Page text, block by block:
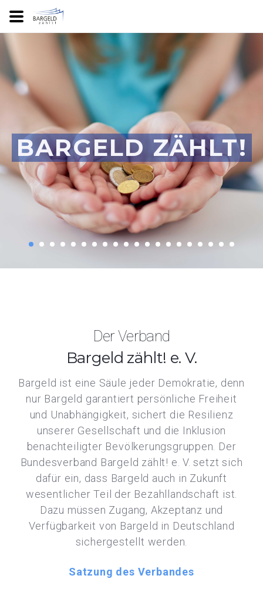
BARGELD ZÄHLT!
Der Verband
Bargeld zählt! e. V.
Bargeld ist eine Säule jeder Demokratie, denn
nur Bargeld garantiert persönliche Freiheit
und Unabhängigkeit, sichert die Resilienz
unserer Gesellschaft und die Inklusion
benachteiligter Bevölkerungsgruppen. Der
Bundesverband Bargeld zählt! e. V. setzt sich
dafür ein, dass Bargeld auch in Zukunft
wesentlicher Teil der Bezahllandschaft ist.
Dazu müssen Zugang, Akzeptanz und
Verfügbarkeit von Bargeld in Deutschland
sichergestellt werden.
Satzung des Verbandes